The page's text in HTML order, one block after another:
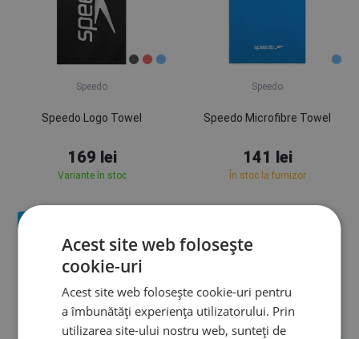
Speedo
Speedo Logo Towel
169 lei
Variante în stoc
Speedo
Speedo Microfibre Towel
141 lei
În stoc la furnizor
Acest site web folosește
cookie-uri
Acest site web folosește cookie-uri pentru
a îmbunătăți experiența utilizatorului. Prin
utilizarea site-ului nostru web, sunteți de